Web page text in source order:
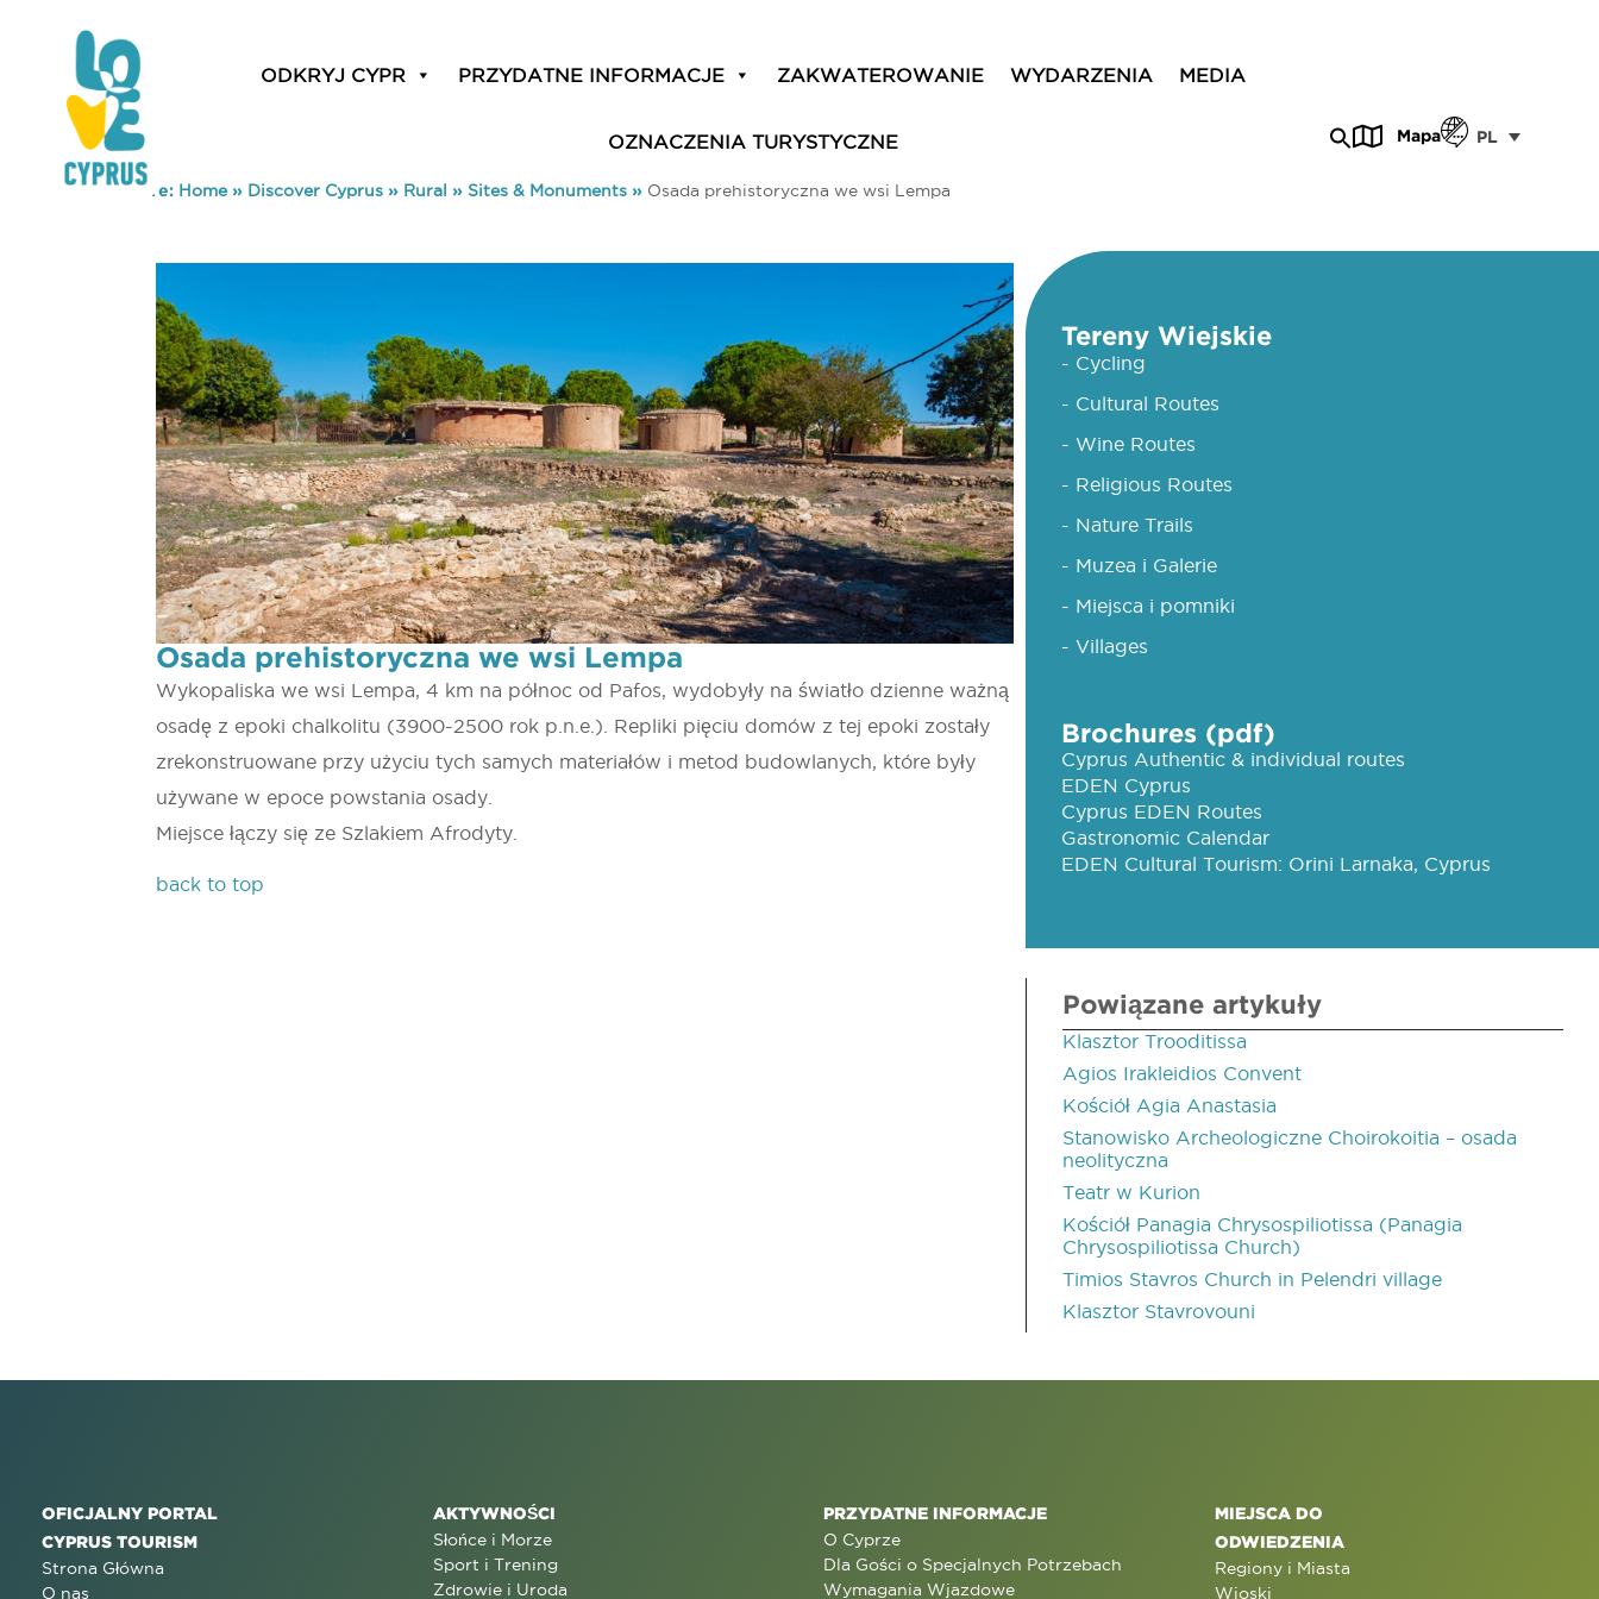
ODKRYJ CYPR PRZYDATNE INFORMACJE ZAKWATEROWANIE WYDARZENIA MEDIA
OZNACZENIA TURYSTYCZNE Mapa PL
You are here: Home» Discover Cyprus » Rural » Sites & Monuments » Osada prehistoryczna we wsi Lempa
Osada prehistoryczna we wsi Lempa
Wykopaliska we wsi Lempa, 4 km na północ od Pafos, wydobyły na światło dzienne ważną
osadę z epoki chalkolitu (3900-2500 rok p.n.e.). Repliki pięciu domów z tej epoki zostały
zrekonstruowane przy użyciu tych samych materiałów i metod budowlanych, które były
używane w epoce powstania osady.
Miejsce łączy się ze Szlakiem Afrodyty.
back to top
Tereny Wiejskie
- Cycling
- Cultural Routes
- Wine Routes
- Religious Routes
- Nature Trails
- Muzea i Galerie
- Miejsca i pomniki
- Villages
Brochures (pdf)
Cyprus Authentic & individual routes
EDEN Cyprus
Cyprus EDEN Routes
Gastronomic Calendar
EDEN Cultural Tourism: Orini Larnaka, Cyprus
Powiązane artykuły
Klasztor Trooditissa
Agios Irakleidios Convent
Kościół Agia Anastasia
Stanowisko Archeologiczne Choirokoitia – osada
neolityczna
Teatr w Kurion
Kościół Panagia Chrysospiliotissa (Panagia
Chrysospiliotissa Church)
Timios Stavros Church in Pelendri village
Klasztor Stavrovouni
OFICJALNY PORTAL
CYPRUS TOURISM
Strona Główna
O nas
AKTYWNOŚCI
Słońce i Morze
Sport i Trening
Zdrowie i Uroda
PRZYDATNE INFORMACJE
O Cyprze
Dla Gości o Specjalnych Potrzebach
Wymagania Wjazdowe
MIEJSCA DO
ODWIEDZENIA
Regiony i Miasta
Wioski